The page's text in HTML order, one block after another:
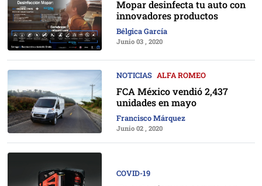
Mopar desinfecta tu auto con
innovadores productos
Bélgica García
Junio 03 , 2020
NOTICIAS ALFA ROMEO
FCA México vendió 2,437
unidades en mayo
Francisco Márquez
Junio 02 , 2020
COVID-19